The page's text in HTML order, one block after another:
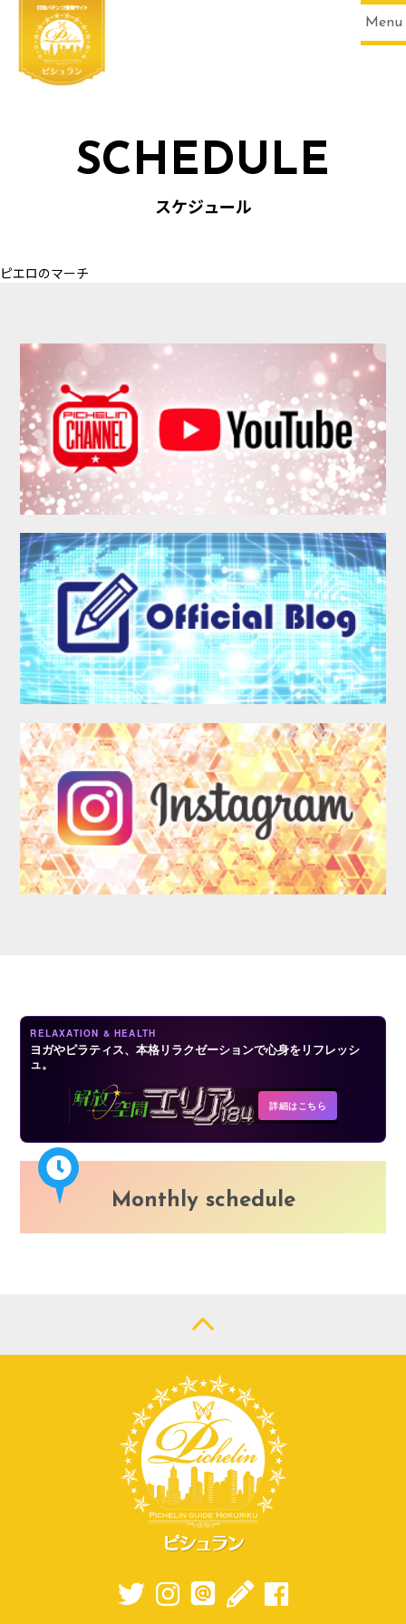
Menu
SCHEDULE
MEMBER
AUDITION
LOGIN
SCHEDULE
スケジュール
ピエロのマーチ
RELAXATION & HEALTH
ヨガやピラティス、本格リラクゼーションで心身をリフレッシ
ュ。
詳細はこちら
Monthly schedule